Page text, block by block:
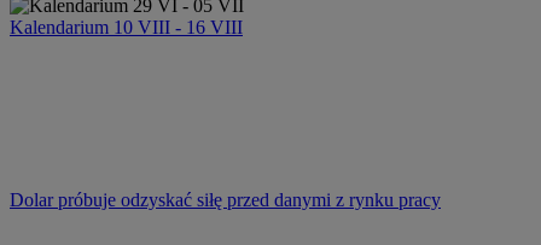
Kalendarium 10 VIII - 16 VIII
Dolar próbuje odzyskać siłę przed danymi z rynku pracy